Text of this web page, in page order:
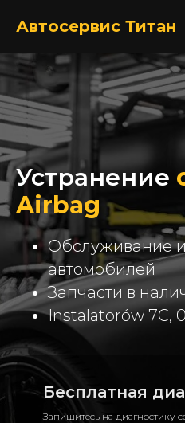
Автосервис Титан
Устранение
Airbag
Обслуживание
автомобилей
Запчасти в
Instalatorów 7C,
Бесплатная
Запишитесь на диагностику